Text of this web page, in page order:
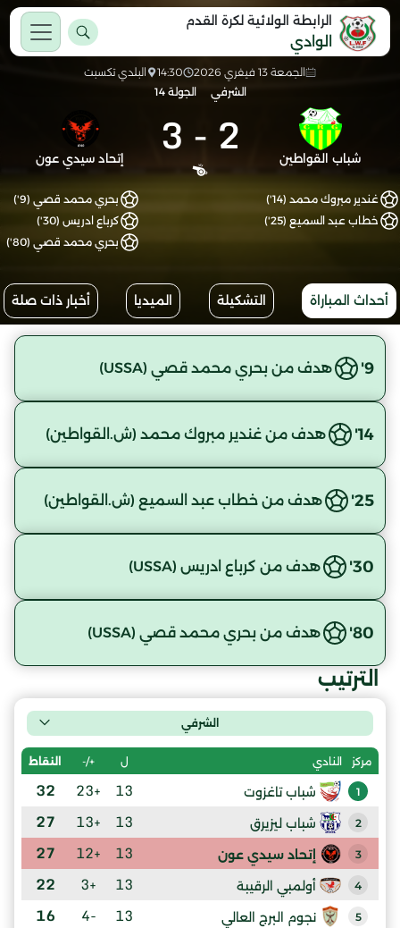
الرابطة الولائية لكرة القدم
الوادي
الجمعة 13 فيفري 2026 14:30
البلدي تكسبت
الشرفي
الجولة 14
شباب القواطين 2
-
3 إتحاد سيدي عون
غندير مبروك محمد (14')
خطاب عبد السميع (25')
بحري محمد قصي (9')
كرباع ادريس (30')
بحري محمد قصي (80')
أحداث المباراة التشكيلة الميديا أخبار ذات صلة
9' هدف من بحري محمد قصي (USSA)
14' هدف من غندير مبروك محمد (ش.القواطين)
25' هدف من خطاب عبد السميع (ش.القواطين)
30' هدف من كرباع ادريس (USSA)
80' هدف من بحري محمد قصي (USSA)
الترتيب
الشرفي
مركز النادي ل +/- النقاط
1 شباب تاغزوت 13
+23
32
2 شباب ليزيرق 13
+13
27
3 إتحاد سيدي عون 13
+12
27
4 أولمبي الرقيبة 13
+3
22
5 نجوم البرج العالي 13
-4
16